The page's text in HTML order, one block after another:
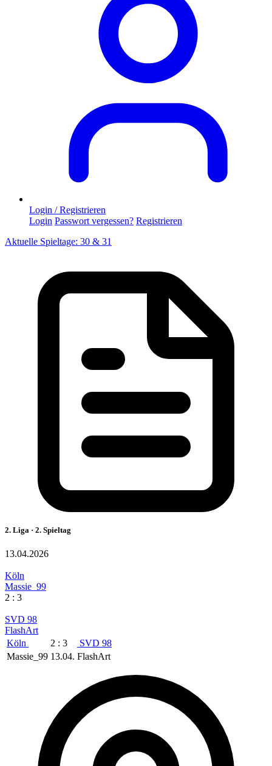
Login / Registrieren
Login Passwort vergessen? Registrieren
Aktuelle Spieltage: 30 & 31
2. Liga · 2. Spieltag
13.04.2026
Köln
Massie_99
2 : 3
SVD 98
FlashArt
Köln
2 : 3
SVD 98
Massie_99 13.04. FlashArt